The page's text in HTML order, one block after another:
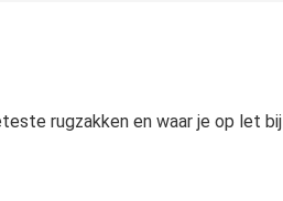
rugzakken en waar je op let bij